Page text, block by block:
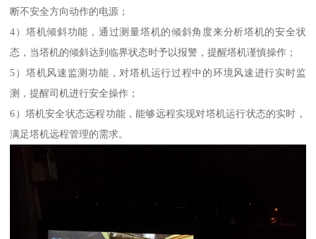
断不安全方向动作的电源；
4）塔机倾斜功能，通过测量塔机的倾斜角度来分析塔机的安全状
态，当塔机的倾斜达到临界状态时予以报警，提醒塔机谨慎操作；
5）塔机风速监测功能，对塔机运行过程中的环境风速进行实时监
测，提醒司机进行安全操作；
6）塔机安全状态远程功能，能够远程实现对塔机运行状态的实时，
满足塔机远程管理的需求。